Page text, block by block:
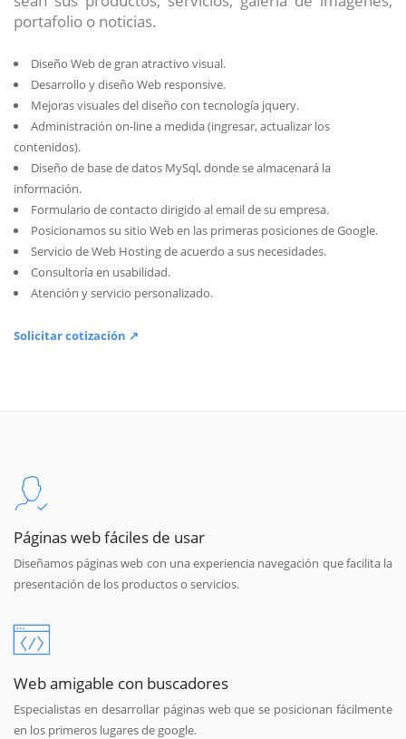
portafolio o noticias.
Diseño Web de gran atractivo visual.
Desarrollo y diseño Web responsive.
Mejoras visuales del diseño con tecnología jquery.
Administración on-line a medida (ingresar, actualizar los
contenidos).
Diseño de base de datos MySql, donde se almacenará la
información.
Formulario de contacto dirigido al email de su empresa.
Posicionamos su sitio Web en las primeras posiciones de Google.
Servicio de Web Hosting de acuerdo a sus necesidades.
Consultoría en usabilidad.
Atención y servicio personalizado.
Solicitar cotización ↗
Páginas web fáciles de usar
Diseñamos páginas web con una experiencia navegación que facilita la
presentación de los productos o servicios.
Web amigable con buscadores
Especialistas en desarrollar páginas web que se posicionan fácilmente
en los primeros lugares de google.